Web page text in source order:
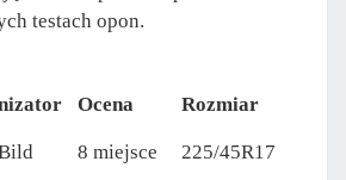
testach opon.
Ocena Rozmiar
8 miejsce
225/45R17